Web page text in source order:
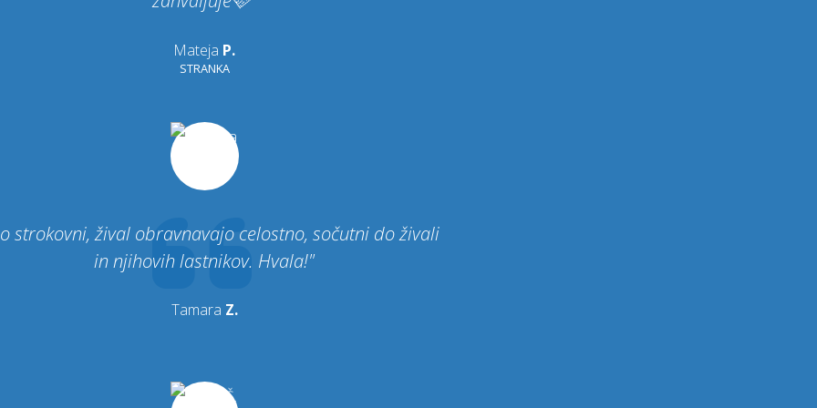
Mateja P.
STRANKA
strokovni, žival obravnavajo celostno, sočutni do živali
in njihovih lastnikov. Hvala!"
Tamara Z.